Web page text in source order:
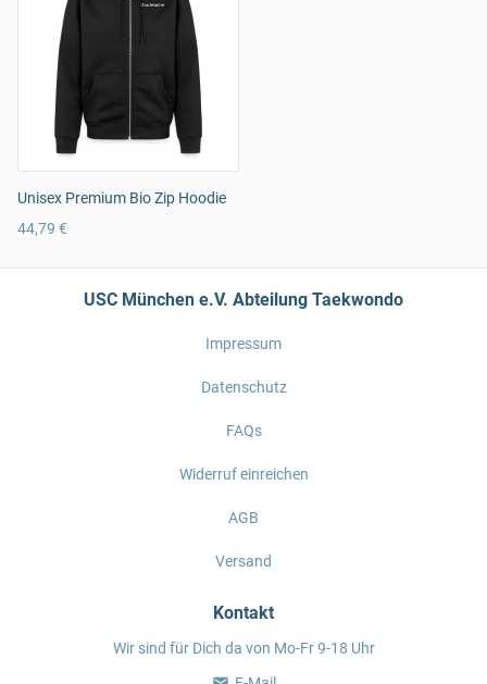
Unisex Premium Bio Zip Hoodie
44,79 €
USC München e.V. Abteilung Taekwondo
Impressum
Datenschutz
FAQs
Widerruf einreichen
AGB
Versand
Kontakt
Wir sind für Dich da von Mo-Fr 9-18 Uhr